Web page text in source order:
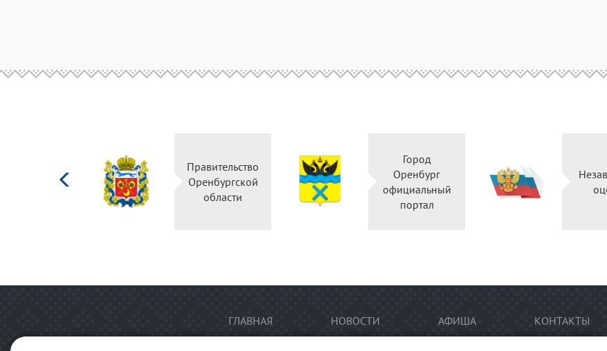
Правительство
Оренбургской
области
Город
Оренбург
официальный
портал
ГЛАВНАЯ НОВОСТИ АФИША КОНТАКТЫ